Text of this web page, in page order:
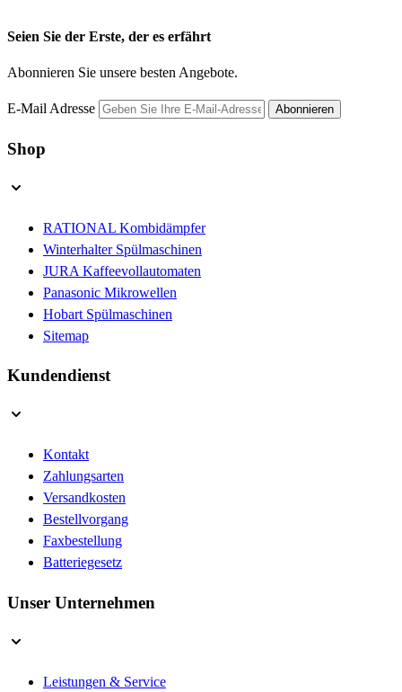
Seien Sie der Erste, der es erfährt
Abonnieren Sie unsere besten Angebote.
E-Mail Adresse Abonnieren
Shop
RATIONAL Kombidämpfer
Winterhalter Spülmaschinen
JURA Kaffeevollautomaten
Panasonic Mikrowellen
Hobart Spülmaschinen
Sitemap
Kundendienst
Kontakt
Zahlungsarten
Versandkosten
Bestellvorgang
Faxbestellung
Batteriegesetz
Unser Unternehmen
Leistungen & Service